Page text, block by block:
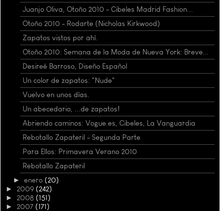
Juanjo Oliva, Otoño 2010 - Cibeles Madrid Fashion...
Otoño 2010 - Rodarte (Nicholas Kirkwood)
Zapatos vistos por ahí.
Otoño 2010: Semana de la Moda de Nueva York: Breve...
Desireé Barroso, Diseño Español
Un color de zapatos: "Nude"
Vuelvo en unos días.
Un abecedario, ...de zapatos!
Abriendo caminos: Vogue.es, Cibeles, La Vanguardia
Rebotallo Zapateril - Segunda Parte
Para Ellos: Primavera Verano 2010
Rebotallo Zapateril
► enero (20)
► 2009 (242)
► 2008 (151)
► 2007 (171)